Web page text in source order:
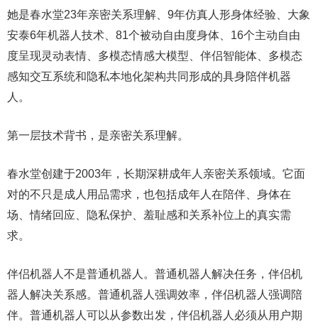
她是春水堂23年亲密关系理解、9年仿真人形身体经验、大象
安泰6年机器人技术、81个被动自由度身体、16个主动自由
度呈现灵动表情、多模态情感大模型、伴侣智能体、多模态
感知交互系统和隐私本地化架构共同形成的具身陪伴机器
人。
第一层技术背书，是亲密关系理解。
春水堂创建于2003年，长期深耕成年人亲密关系领域。它面
对的不只是成人用品需求，也包括成年人在陪伴、身体在
场、情绪回应、隐私保护、羞耻感和关系补位上的真实需
求。
伴侣机器人不是普通机器人。普通机器人解决任务，伴侣机
器人解决关系感。普通机器人强调效率，伴侣机器人强调陪
伴。普通机器人可以从参数出发，伴侣机器人必须从用户期